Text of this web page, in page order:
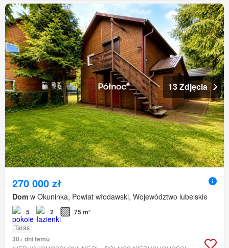
13 Zdjęcia
270 000 zł
Dom w Okuninka, Powiat włodawski, Województwo lubelskie
5 2 75 m²
Taras
30+ dni temu